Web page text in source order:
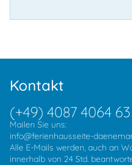
Kontakt
(+49) 4087 4064 63
Mailen Sie uns:
info@ferienhausseite-
Alle E-Mails werden, auch an
innerhalb von 24 Std.